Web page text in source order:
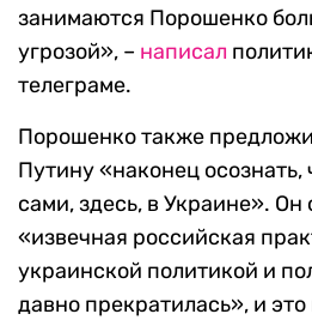
занимаются Порошенко
угрозой», – написал
телеграме.
Порошенко также
Путину «наконец
сами, здесь, в Украине». Он
«извечная российская
украинской политикой и
давно прекратилась», и